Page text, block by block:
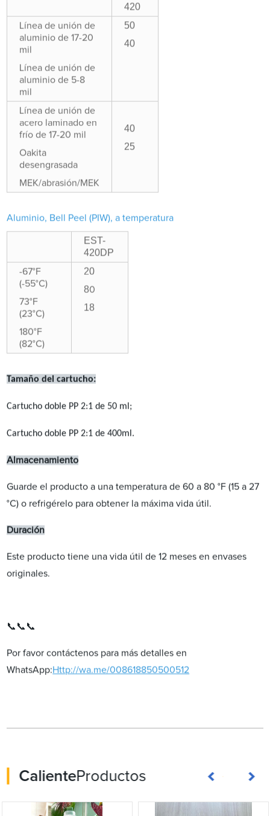
420
Línea de unión de
aluminio de 17-20
mil
Línea de unión de
aluminio de 5-8
mil
50
40
Línea de unión de
acero laminado en
frío de 17-20 mil
Oakita
desengrasada
MEK/abrasión/MEK
40
25
Aluminio, Bell Peel (PIW), a temperatura
EST-
420DP
-67°F
(-55°C)
73°F
(23°C)
180°F
(82°C)
20
80
18
Tamaño del cartucho:
Cartucho doble PP 2:1 de 50 ml;
Cartucho doble PP 2:1 de 400ml.
Almacenamiento
Guarde el producto a una temperatura de 60 a 80 °F (15 a 27
°C) o refrigérelo para obtener la máxima vida útil.
Duración
Este producto tiene una vida útil de 12 meses en envases
originales.
📞📞📞
Por favor contáctenos para más detalles en
WhatsApp:Http://wa.me/008618850500512
CalienteProductos